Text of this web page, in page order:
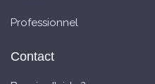
Professionnel
Contact